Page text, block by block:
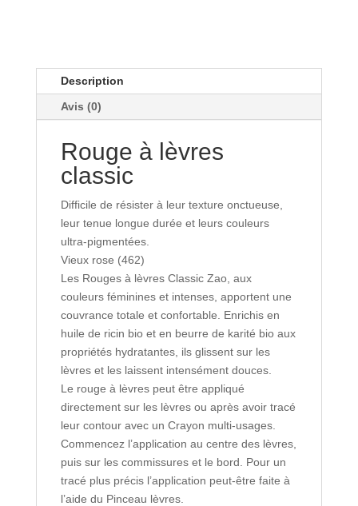
Description
Avis (0)
Rouge à lèvres
classic
Difficile de résister à leur texture onctueuse,
leur tenue longue durée et leurs couleurs
ultra-pigmentées.
Vieux rose (462)
Les Rouges à lèvres Classic Zao, aux
couleurs féminines et intenses, apportent une
couvrance totale et confortable. Enrichis en
huile de ricin bio et en beurre de karité bio aux
propriétés hydratantes, ils glissent sur les
lèvres et les laissent intensément douces.
Le rouge à lèvres peut être appliqué
directement sur les lèvres ou après avoir tracé
leur contour avec un Crayon multi-usages.
Commencez l’application au centre des lèvres,
puis sur les commissures et le bord. Pour un
tracé plus précis l’application peut-être faite à
l’aide du Pinceau lèvres.